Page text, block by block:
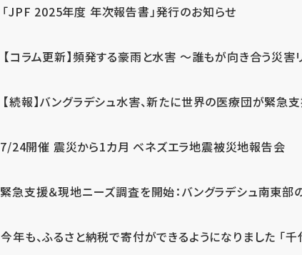
「JPF 2025年度 年次報告書」発行のお知らせ
【コラム更新】頻発する豪雨と水害 ～誰もが向き合う災害
【続報】バングラデシュ水害、新たに世界の医療団が緊急
7/24開催 震災から1カ月 ベネズエラ地震被災地報告会
緊急支援＆現地ニーズ調査を開始：バングラデシュ南東部
今年も、ふるさと納税で寄付ができるようになりました 「